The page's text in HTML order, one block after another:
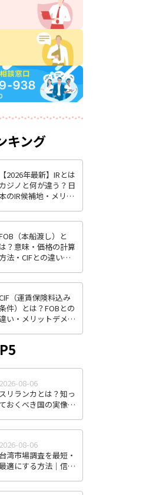
キング
【2026年最新】IRとは
カジノと何が違う？日
のIR候補地・メリッ
（本船渡し）と
は？意味・価格の計算
方法・CIFとの違いを
（運賃保険料込み
件）とは？FOBとの
い・メリットデメリ
2026-08-06
スリランカとは？知っ
ておくべき国の実像
2026-08-06
台湾市場調査を最短・
適にする方法｜信頼